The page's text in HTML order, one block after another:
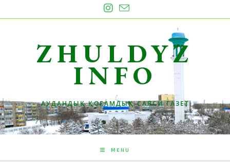
to
ZHULDYZ
INFO
АУДАНДЫҚ ҚОҒАМДЫҚ-САЯСИ ГАЗЕТ
MENU